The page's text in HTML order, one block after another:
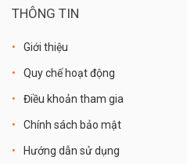
THÔNG TIN
Giới thiệu
Quy chế hoạt động
Điều khoản tham gia
Chính sách bảo mật
Hướng dẫn sử dụng